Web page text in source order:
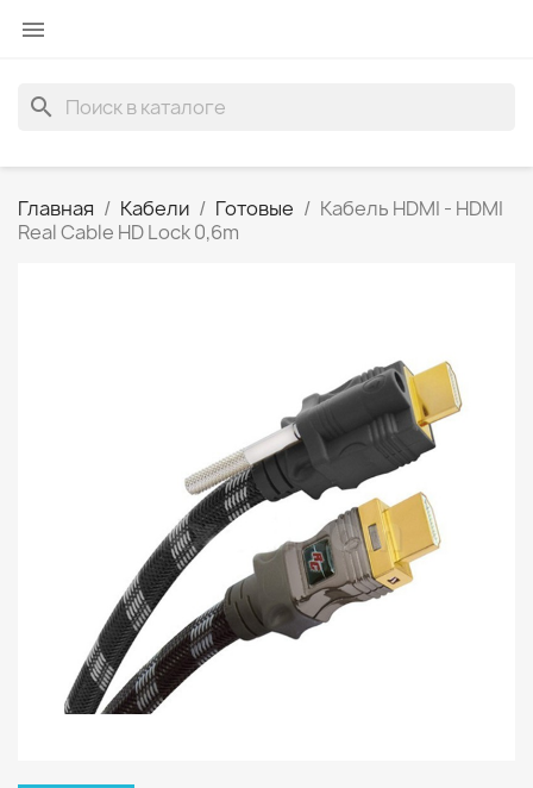

search
Главная Кабели Готовые
Кабель HDMI - HDMI
Real Cable HD Lock 0,6m